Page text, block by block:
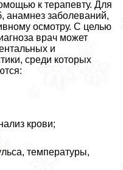
к терапевту. Для
анамнез заболеваний,
осмотру. С целью
врач может
и
среди которых
крови;
температуры,